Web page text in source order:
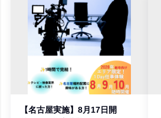
【名古屋実施】8月17日開